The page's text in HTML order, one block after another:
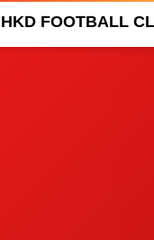
HKD FOOTBALL